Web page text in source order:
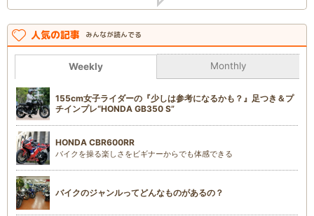
人気の記事 みんなが読んでる
Weekly Monthly
155cm女子ライダーの『少しは参考になるかも？』足つき＆プ
チインプレ“HONDA GB350 S”
HONDA CBR600RR
バイクを操る楽しさをビギナーからでも体感できる
バイクのジャンルってどんなものがあるの？